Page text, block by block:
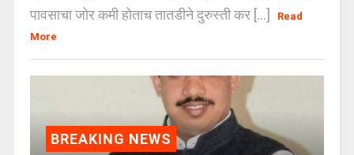
पावसाचा जोर कमी होताच तातडीने दुरुस्ती कर [...]
Read
More
BREAKING NEWS